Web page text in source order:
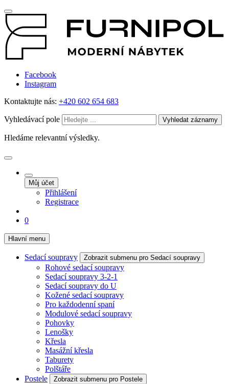
Facebook
Instagram
Kontaktujte nás: +420 602 654 683
Vyhledávací pole Vyhledat záznamy
Hledáme relevantní výsledky.
Můj účet
Přihlášení
Registrace
0
Hlavní menu
Sedací soupravy Zobrazit submenu pro Sedací soupravy
Rohové sedací soupravy
Sedací soupravy 3-2-1
Sedací soupravy do U
Kožené sedací soupravy
Pro každodenní spaní
Modulové sedací soupravy
Pohovky
Lenošky
Křesla
Masážní křesla
Taburety
Polštáře
Postele
Zobrazit submenu pro Postele